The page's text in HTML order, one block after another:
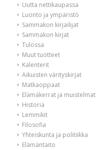
Uutta nettikaupassa
Luonto ja ympäristö
Sammakon kirjailijat
Sammakon kirjat
Tulossa
Muut tuotteet
Kalenterit
Aikuisten värityskirjat
Matkaoppaat
Elämäkerrat ja muistelmat
Historia
Lemmikit
Filosofia
Yhteiskunta ja politiikka
Elämäntaito